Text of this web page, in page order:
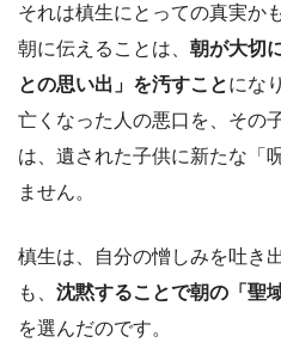
それは槙生にとっての真実か
朝に伝えることは、 朝が大切
との思い出」を汚すことにな
亡くなった人の悪口を、その
は、遺された子供に新たな「
ません。
槙生は、自分の憎しみを吐き
も、 沈黙することで朝の「聖
を選んだのです。